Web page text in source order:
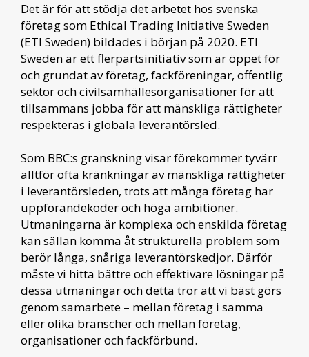
Det är för att stödja det arbetet hos svenska
företag som Ethical Trading Initiative Sweden
(ETI Sweden) bildades i början på 2020. ETI
Sweden är ett flerpartsinitiativ som är öppet för
och grundat av företag, fackföreningar, offentlig
sektor och civilsamhällesorganisationer för att
tillsammans jobba för att mänskliga rättigheter
respekteras i globala leverantörsled.
Som BBC:s granskning visar förekommer tyvärr
alltför ofta kränkningar av mänskliga rättigheter
i leverantörsleden, trots att många företag har
uppförandekoder och höga ambitioner.
Utmaningarna är komplexa och enskilda företag
kan sällan komma åt strukturella problem som
berör långa, snåriga leverantörskedjor. Därför
måste vi hitta bättre och effektivare lösningar på
dessa utmaningar och detta tror att vi bäst görs
genom samarbete – mellan företag i samma
eller olika branscher och mellan företag,
organisationer och fackförbund.